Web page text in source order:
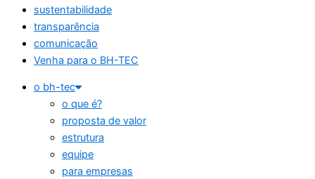
sustentabilidade
transparência
comunicação
Venha para o BH-TEC
o bh-tec
o que é?
proposta de valor
estrutura
equipe
para empresas